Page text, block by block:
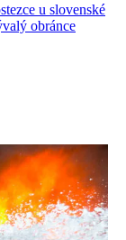
u slovenské
obránce